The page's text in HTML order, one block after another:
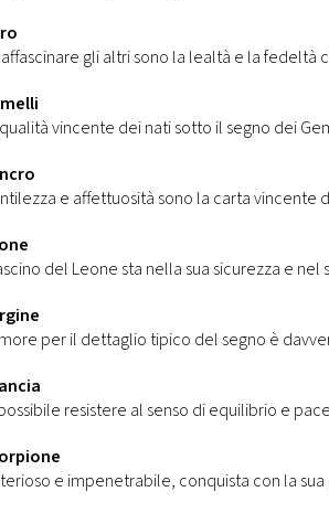
gli altri sono la lealtà e la fedeltà
vincente dei nati sotto il segno dei
e affettuosità sono la carta vincente
del Leone sta nella sua sicurezza e nel
per il dettaglio tipico del segno è
resistere al senso di equilibrio e
e impenetrabile, conquista con la